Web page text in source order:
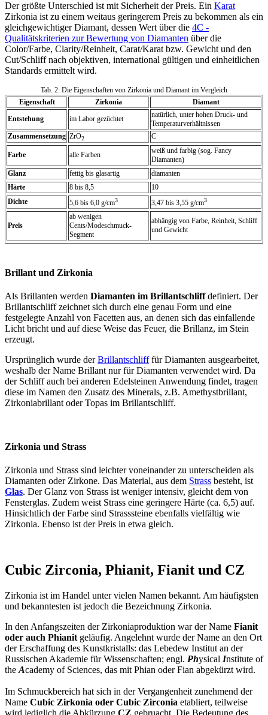
Der größte Unterschied ist mit Sicherheit der Preis. Ein Karat
Zirkonia ist zu einem weitaus geringerem Preis zu bekommen als ein
gleichgewichtiger Diamant, dessen Wert über die 4C -
Qualitätskriterien zur Bewertung von Diamanten über die
Color/Farbe, Clarity/Reinheit, Carat/Karat bzw. Gewicht und den
Cut/Schliff nach objektiven, international gültigen und einheitlichen
Standards ermittelt wird.
Tab. 2: Die Eigenschaften von Zirkonia und Diamant im Vergleich
Eigenschaft
Zirkonia
Diamant
Entstehung
im Labor gezüchtet
natürlich, unter hohen Druck- und
Temperaturverhältnissen
Zusammensetzung ZrO2 C
Farbe alle Farben
weiß und farbig (sog. Fancy
Diamanten)
Glanz
fettig bis glasartig
diamanten
Härte
8 bis 8,5
10
Dichte
5,6 bis 6,0 g/cm3 3,47 bis 3,55 g/cm3
Preis
ab wenigen
Cents/Modeschmuck-
Segment
abhängig von Farbe, Reinheit, Schliff
und Gewicht
Brillant und Zirkonia
Als Brillanten werden Diamanten im Brillantschliffdefiniert. Der
Brillantschliff zeichnet sich durch eine genau Form und eine
festgelegte Anzahl von Facetten aus, an denen sich das einfallende
Licht bricht und auf diese Weise das Feuer, die Brillanz, im Stein
erzeugt.
Ursprünglich wurde derBrillantschlifffür Diamanten ausgearbeitet,
weshalb der Name Brillant nur für Diamanten verwendet wird. Da
der Schliff auch bei anderen Edelsteinen Anwendung findet, tragen
diese im Namen den Zusatz des Minerals, z.B. Amethystbrillant,
Zirkoniabrillant oder Topas im Brillantschliff.
Zirkonia und Strass
Zirkonia und Strass sind leichter voneinander zu unterscheiden als
Diamanten oder Zirkone. Das Material, aus dem Strass besteht, ist
Glas. Der Glanz von Strass ist weniger intensiv, gleicht dem von
Fensterglas. Zudem weist Strass eine geringere Härte (ca. 6,5) auf.
Hinsichtlich der Farbe sind Strasssteine ebenfalls vielfältig wie
Zirkonia. Ebenso ist der Preis in etwa gleich.
Cubic Zirconia, Phianit, Fianit und CZ
Zirkonia ist im Handel unter vielen Namen bekannt. Am häufigsten
und bekanntesten ist jedoch die Bezeichnung Zirkonia.
In den Anfangszeiten der Zirkoniaproduktion war der Name Fianit
oder auch Phianit geläufig. Angelehnt wurde der Name an den Ort
der Erschaffung des Kunstkristalls: das Lebedew Institut an der
Russischen Akademie für Wissenschaften; engl. Physical Institute of
the Academy of Sciences, das mit Phian oder Fian abgekürzt wird.
Im Schmuckbereich hat sich in der Vergangenheit zunehmend der
Name Cubic Zirkonia oder Cubic Zirconia etabliert, teilweise